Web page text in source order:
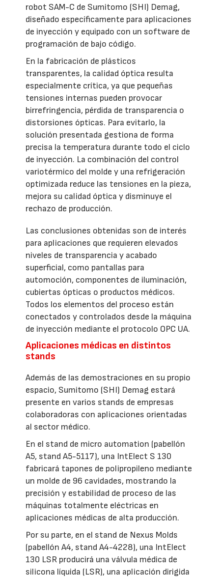
robot SAM-C de Sumitomo (SHI) Demag,
diseñado específicamente para aplicaciones
de inyección y equipado con un software de
programación de bajo código.
En la fabricación de plásticos
transparentes, la calidad óptica resulta
especialmente crítica, ya que pequeñas
tensiones internas pueden provocar
birrefringencia, pérdida de transparencia o
distorsiones ópticas. Para evitarlo, la
solución presentada gestiona de forma
precisa la temperatura durante todo el ciclo
de inyección. La combinación del control
variotérmico del molde y una refrigeración
optimizada reduce las tensiones en la pieza,
mejora su calidad óptica y disminuye el
rechazo de producción.
Las conclusiones obtenidas son de interés
para aplicaciones que requieren elevados
niveles de transparencia y acabado
superficial, como pantallas para
automoción, componentes de iluminación,
cubiertas ópticas o productos médicos.
Todos los elementos del proceso están
conectados y controlados desde la máquina
de inyección mediante el protocolo OPC UA.
Aplicaciones médicas en distintos
stands
Además de las demostraciones en su propio
espacio, Sumitomo (SHI) Demag estará
presente en varios stands de empresas
colaboradoras con aplicaciones orientadas
al sector médico.
En el stand de micro automation (pabellón
A5, stand A5-5117), una IntElect S 130
fabricará tapones de polipropileno mediante
un molde de 96 cavidades, mostrando la
precisión y estabilidad de proceso de las
máquinas totalmente eléctricas en
aplicaciones médicas de alta producción.
Por su parte, en el stand de Nexus Molds
(pabellón A4, stand A4-4228), una IntElect
130 LSR producirá una válvula médica de
silicona líquida (LSR), una aplicación dirigida